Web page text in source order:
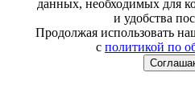
данных, необходимых для
и удобства
Продолжая использовать
с политикой по